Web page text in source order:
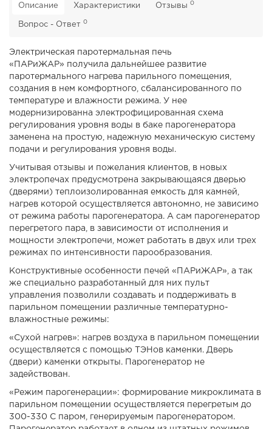
Описание Характеристики Отзывы 0
Вопрос - Ответ 0
Электрическая паротермальная печь
«ПАРиЖАР» получила дальнейшее развитие
паротермального нагрева парильного помещения,
создания в нем комфортного, сбалансированного по
температуре и влажности режима. У нее
модернизированна электрофицированная схема
регулирования уровня воды в баке парогенератора
заменена на простую, надежную механическую систему
подачи и регулирования уровня воды.
Учитывая отзывы и пожелания клиентов, в новых
электропечах предусмотрена закрывающаяся дверью
(дверями) теплоизолированная емкость для камней,
нагрев которой осуществляется автономно, не зависимо
от режима работы парогенератора. А сам парогенератор
перегретого пара, в зависимости от исполнения и
мощности электропечи, может работать в двух или трех
режимах по интенсивности парообразования.
Конструктивные особенности печей «ПАРиЖАР», а так
же специально разработанный для них пульт
управления позволили создавать и поддерживать в
парильном помещении различные температурно-
влажностные режимы:
«Сухой нагрев»: нагрев воздуха в парильном помещении
осуществляется с помощью ТЭНов каменки. Дверь
(двери) каменки открыты. Парогенератор не
задействован.
«Режим парогенерации»: формирование микроклимата в
парильном помещении осуществляется перегретым до
300-330 С паром, генерируемым парогенератором.